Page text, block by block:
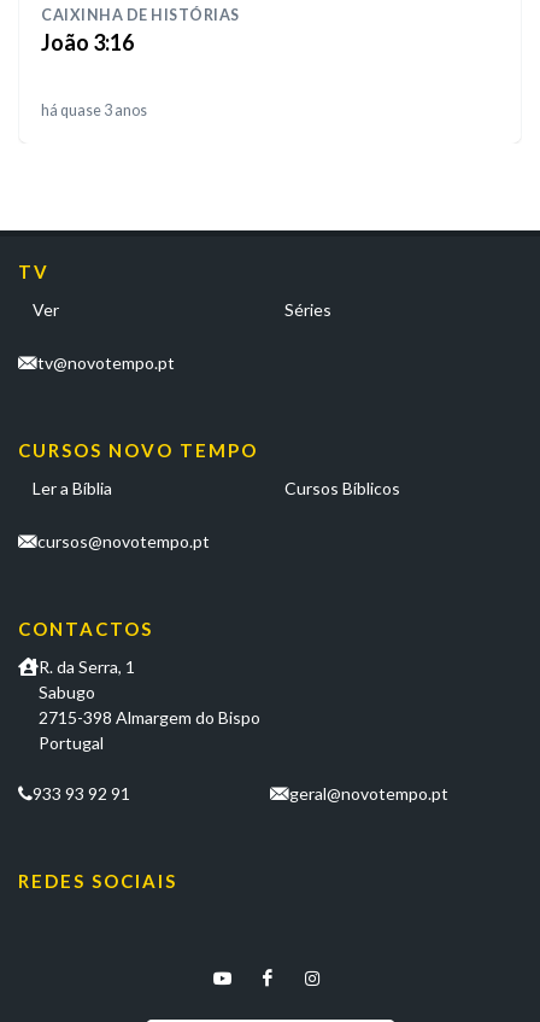
CAIXINHA DE HISTÓRIAS
João 3:16
há quase 3 anos
TV
Ver Séries
tv@novotempo.pt
CURSOS NOVO TEMPO
Ler a Bíblia Cursos Bíblicos
cursos@novotempo.pt
CONTACTOS
R. da Serra, 1
Sabugo
2715-398 Almargem do Bispo
Portugal
933 93 92 91 geral@novotempo.pt
REDES SOCIAIS